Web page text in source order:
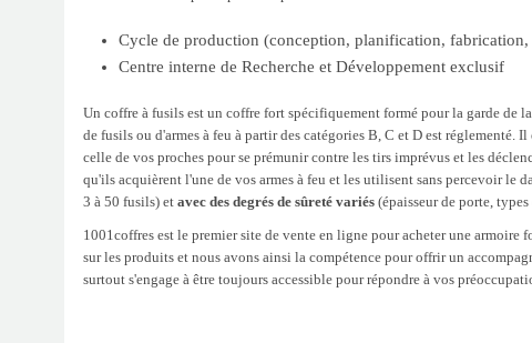
Cycle de production (conception, planification,
Centre interne de Recherche et Développement exclusif
Un coffre à fusils est un coffre fort spécifiquement formé pour la garde de la
de fusils ou d'armes à feu à partir des catégories B, C et D est réglementé.
celle de vos proches pour se prémunir contre les tirs imprévus et les
qu'ils acquièrent l'une de vos armes à feu et les utilisent sans percevoir le
3 à 50 fusils) et avec des degrés de sûreté variés (épaisseur de porte, types
1001coffres est le premier site de vente en ligne pour acheter une
sur les produits et nous avons ainsi la compétence pour offrir un
surtout s'engage à être toujours accessible pour répondre à vos